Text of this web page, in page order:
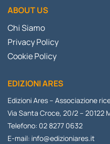
ABOUT US
Chi Siamo
Privacy Policy
Cookie Policy
EDIZIONI ARES
Edizioni Ares – Associazione
Via Santa Croce, 20/2 – 20122
Telefono: 02 8277 0632
E-mail: info@edizioniares.it